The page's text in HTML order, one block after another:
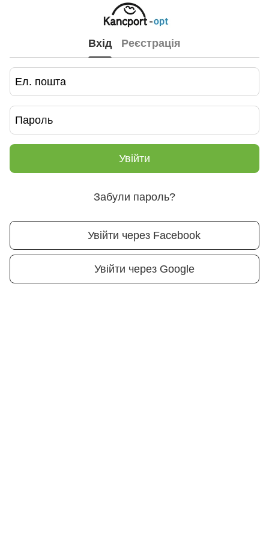
Вхід Реєстрація
Увійти
Забули пароль?
Увійти через Facebook
Увійти через Google